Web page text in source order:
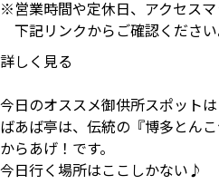
営業時間や定休日、アクセス
下記リンクからご確認ください
詳しく見る
今日のオススメ御供所スポットは
ばあば亭は、伝統の『博多とん
からあげ！です。
今日行く場所はここしかない♪